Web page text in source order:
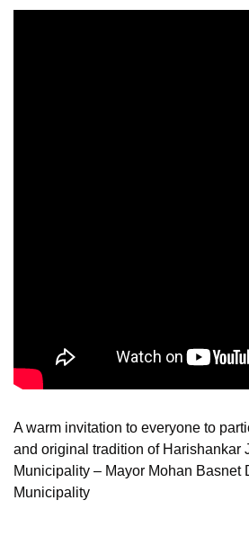
A warm invitation to everyone to
and original tradition of Harishankar
Municipality – Mayor Mohan Basnet
Municipality